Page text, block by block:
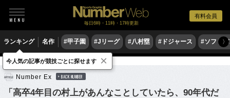
有料会員
毎日6時・11時・17時更新
ランキング 名作 #甲子園 #Jリーグ #八村塁 #ドジャース #ソフト〉
野球 プロ野球
Number Ex BACK NUMBER
「高卒4年目の村上があんなことしていたら、90年代だ
今人気の記事が競技ごとに探せます ×